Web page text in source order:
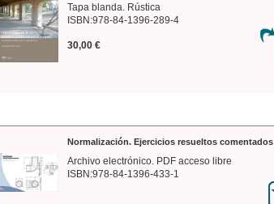
Tapa blanda. Rústica
ISBN:978-84-1396-289-4
30,00 €
Normalización. Ejercicios resueltos comentados
Archivo electrónico. PDF acceso libre
ISBN:978-84-1396-433-1